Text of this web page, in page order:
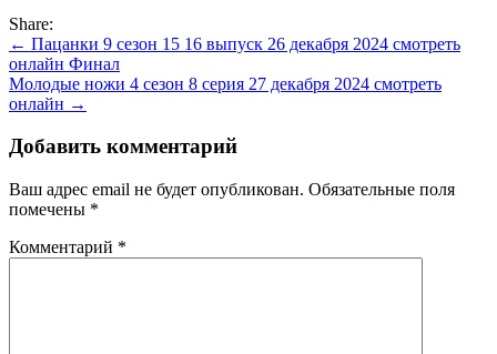
Share:
Навигация
по
записям
← Пацанки 9 сезон 15 16 выпуск 26 декабря 2024 смотреть
онлайн Финал
Молодые ножи 4 сезон 8 серия 27 декабря 2024 смотреть
онлайн →
Добавить комментарий
Ваш адрес email не будет опубликован. Обязательные поля
помечены *
Комментарий *